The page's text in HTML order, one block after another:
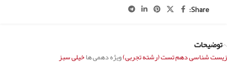
Share:
توضیحات
زیست شناسی دهم تست (رشته تجربی)ویژه دهمی هاخیلی سبز